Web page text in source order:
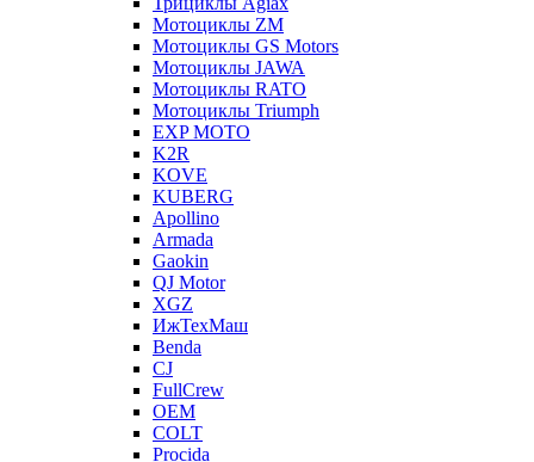
Мотоциклы ZM
Мотоциклы GS Motors
Мотоциклы JAWA
Мотоциклы RATO
Мотоциклы Triumph
EXP MOTO
K2R
KOVE
KUBERG
Apollino
Armada
Gaokin
QJ Motor
XGZ
ИжТехМаш
Benda
CJ
FullCrew
OEM
COLT
Procida